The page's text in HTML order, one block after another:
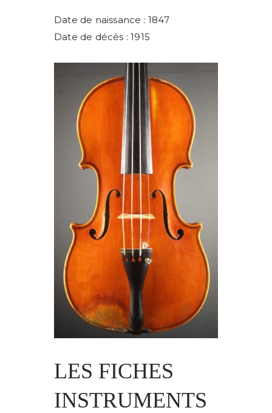
Date de naissance : 1847
Date de décès : 1915
LES FICHES
INSTRUMENTS